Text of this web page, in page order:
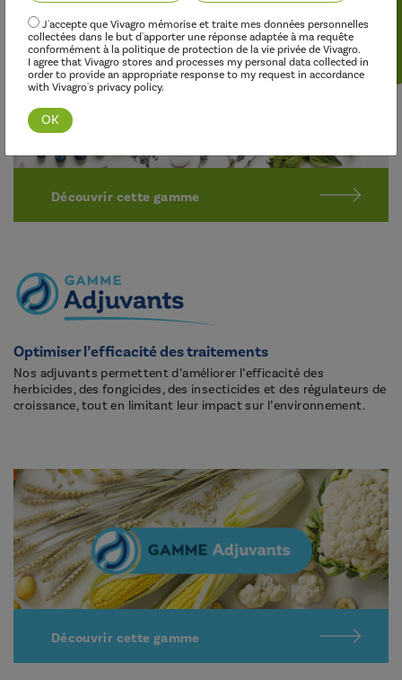
Découvrir cette gamme
Optimiser l’efficacité des traitements
Nos adjuvants permettent d’améliorer l’efficacité des
herbicides, des fongicides, des insecticides et des régulateurs de
croissance, tout en limitant leur impact sur l’environnement.
Découvrir cette gamme
J'accepte que Vivagro mémorise et traite mes données personnelles
collectées dans le but d'apporter une réponse adaptée à ma requête
conformément à la politique de protection de la vie privée de Vivagro.
I agree that Vivagro stores and processes my personal data collected in
order to provide an appropriate response to my request in accordance
with Vivagro's privacy policy.